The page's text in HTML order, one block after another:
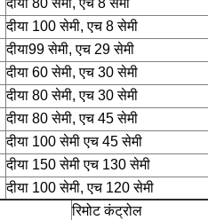
दीया 80 सेमी, एच 8 सेमी
दीया 100 सेमी, एच 8 सेमी
दीया99 सेमी, एच 29 सेमी
दीया 60 सेमी, एच 30 सेमी
दीया 80 सेमी, एच 30 सेमी
दीया 80 सेमी, एच 45 सेमी
दीया 100 सेमी एच 45 सेमी
दीया 150 सेमी एच 130 सेमी
दीया 100 सेमी, एच 120 सेमी
रिमोट कंट्रोल